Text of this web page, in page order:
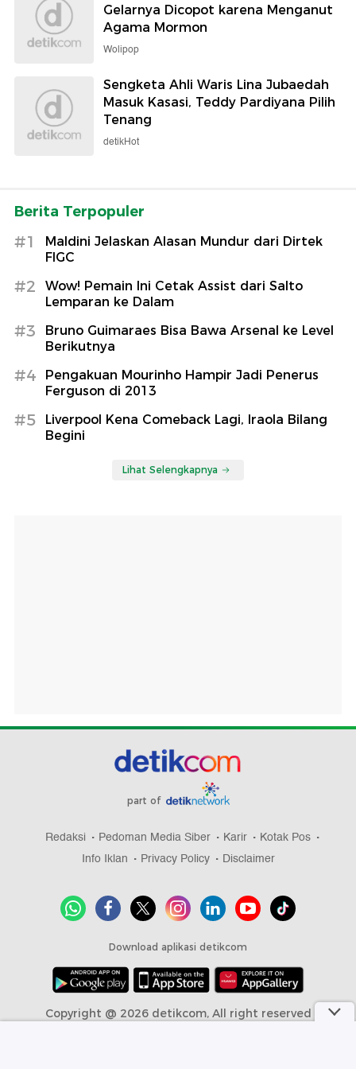
Gelarnya Dicopot karena Menganut
Agama Mormon
Wolipop
Sengketa Ahli Waris Lina Jubaedah
Masuk Kasasi, Teddy Pardiyana Pilih
Tenang
detikHot
Berita Terpopuler
#1
Maldini Jelaskan Alasan Mundur dari Dirtek
FIGC
#2
Wow! Pemain Ini Cetak Assist dari Salto
Lemparan ke Dalam
#3
Bruno Guimaraes Bisa Bawa Arsenal ke Level
Berikutnya
#4
Pengakuan Mourinho Hampir Jadi Penerus
Ferguson di 2013
#5
Liverpool Kena Comeback Lagi, Iraola Bilang
Begini
Lihat Selengkapnya
part of
Redaksi Pedoman Media Siber Karir
Kotak Pos
Info Iklan
Privacy Policy Disclaimer
Download aplikasi detikcom
Copyright @ 2026 detikcom, All right reserved